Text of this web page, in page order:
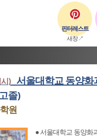
핀터레스트
새창↗
)서울대학교 동양화
졸)
원
● 서울대학교 동양화